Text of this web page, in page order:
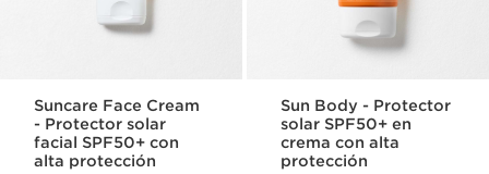
Suncare Face Cream
- Protector solar
facial SPF50+ con
alta protección
Sun Body - Protector
solar SPF50+ en
crema con alta
protección